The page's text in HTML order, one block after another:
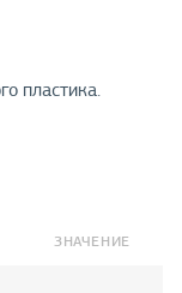
пластика.
ЗНАЧЕНИЕ